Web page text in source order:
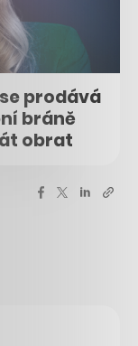
prodává
bráně
obrat